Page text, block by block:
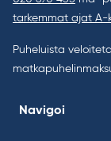
tarkemmat ajat A-
Puheluista
Navigoi